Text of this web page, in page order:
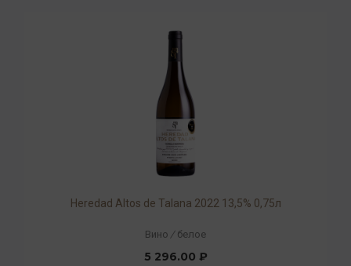
Heredad Altos de Talana 2022 13,5% 0,75л
Вино / белое
5 296.00 ₽